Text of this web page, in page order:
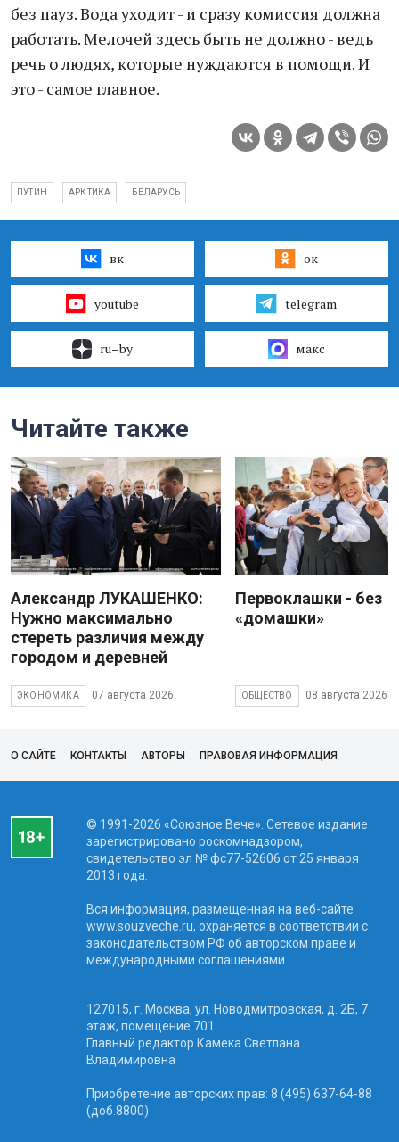
без пауз. Вода уходит - и сразу комиссия должна
работать. Мелочей здесь быть не должно - ведь
речь о людях, которые нуждаются в помощи. И
это - самое главное.
ПУТИН АРКТИКА БЕЛАРУСЬ
вк ок
youtube telegram
ru–by макс
Читайте также
Александр ЛУКАШЕНКО:
Нужно максимально
стереть различия между
городом и деревней
ЭКОНОМИКА 07 августа 2026
Первоклашки - без
«домашки»
ОБЩЕСТВО 08 августа 2026
О САЙТЕ КОНТАКТЫ АВТОРЫ ПРАВОВАЯ ИНФОРМАЦИЯ
© 1991-2026 «Союзное Вече». Сетевое издание
зарегистрировано роскомнадзором,
свидетельство эл № фc77-52606 от 25 января
2013 года.
Вся информация, размещенная на веб-сайте
www.souzveche.ru, охраняется в соответствии с
законодательством РФ об авторском праве и
международными соглашениями.
127015, г. Москва, ул. Новодмитровская, д. 2Б, 7
этаж, помещение 701
Главный редактор Камека Светлана
Владимировна
Приобретение авторских прав: 8 (495) 637-64-88
(доб.8800)